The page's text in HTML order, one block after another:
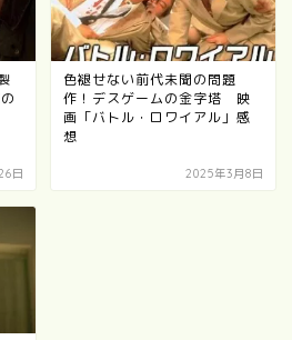
日
色褪せない前代未聞の問題
作！デスゲームの金字塔 映
画「バトル・ロワイアル」感
想
2025年3月8日